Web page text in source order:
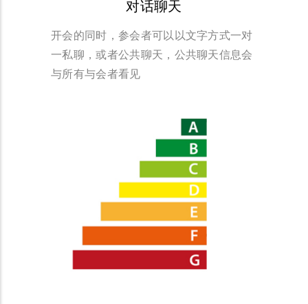
对话聊天
开会的同时，参会者可以以文字方式一对
一私聊，或者公共聊天，公共聊天信息会
与所有与会者看见